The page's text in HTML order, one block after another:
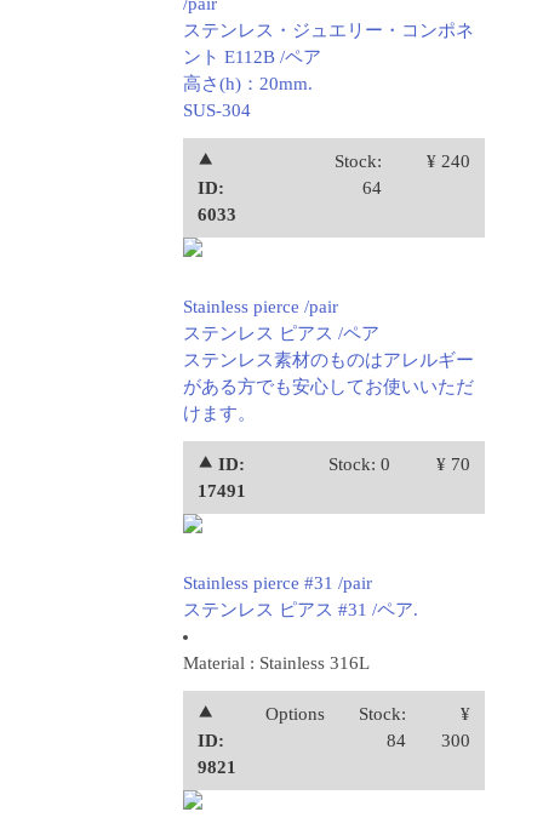
ステンレス・ジュエリー・コンポネ
ント E112B /ペア
高さ(h)：20mm.
SUS-304
⯅
ID:
6033
Stock:
64
¥ 240
Stainless pierce /pair
ステンレス ピアス /ペア
ステンレス素材のものはアレルギー
がある方でも安心してお使いいただ
けます。
⯅ ID:
17491
Stock: 0 ¥ 70
Stainless pierce #31 /pair
ステンレス ピアス #31 /ペア.
Material : Stainless 316L
⯅
ID:
9821
Options
Stock:
84
¥
300